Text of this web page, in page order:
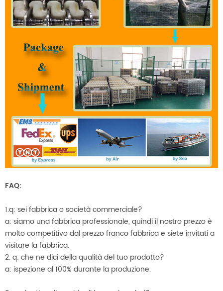
FAQ:
1.q: sei fabbrica o società commerciale?
a: siamo una fabbrica professionale, quindi il nostro prezzo è
molto competitivo dal prezzo franco fabbrica e siete invitati a
visitare la fabbrica.
2. q: che ne dici della qualità del tuo prodotto?
a: ispezione al 100% durante la produzione.